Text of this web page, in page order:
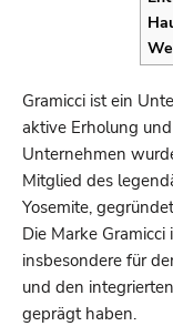
Gramicci ist ein
aktive Erholung
Unternehmen
Mitglied des
Yosemite,
Die Marke
insbesondere für
und den
geprägt haben.